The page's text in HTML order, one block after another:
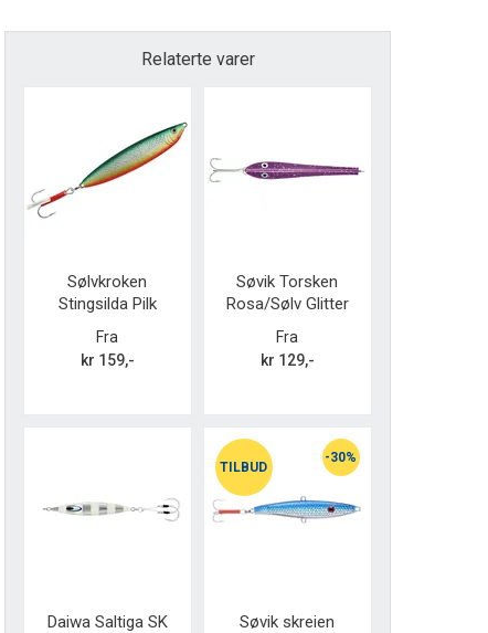
Relaterte varer
Sølvkroken
Stingsilda Pilk
O/Y/G
Fra
kr 159,-
Søvik Torsken
Rosa/Sølv Glitter
Fra
kr 129,-
Daiwa Saltiga SK
TILBUD
Søvik skreien
-30%